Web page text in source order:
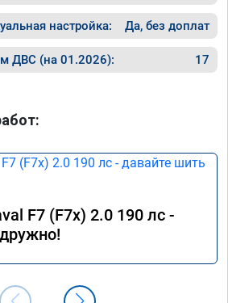
настройка: Да, без доплат
ДВС (на 01.2026): 17
F7 (F7x) 2.0 190 лс -